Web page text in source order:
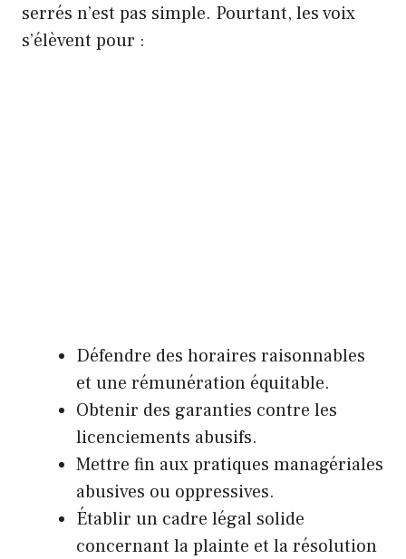
serrés n’est pas simple. Pourtant, les voix
s’élèvent pour :
Défendre des horaires raisonnables
et une rémunération équitable.
Obtenir des garanties contre les
licenciements abusifs.
Mettre fin aux pratiques managériales
abusives ou oppressives.
Établir un cadre légal solide
concernant la plainte et la résolution